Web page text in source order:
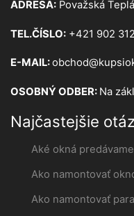
ADRESA: Považská
TEL.ČÍSLO: +421 902
E-MAIL:
OSOBNÝ ODBER: Na
Najčastejšie
Aké okná
Ako namontovať
Ako namontovať